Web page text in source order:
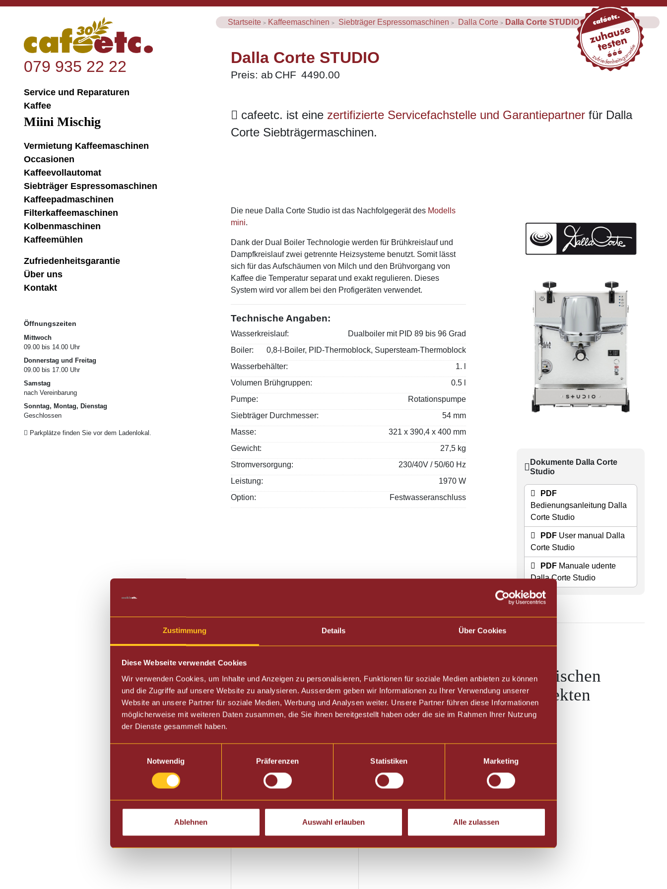
Zustimmung Details Über Cookies
Diese Webseite verwendet Cookies
Wir verwenden Cookies, um Inhalte und Anzeigen zu personalisieren, Funktionen für soziale Medien anbieten zu können
und die Zugriffe auf unsere Website zu analysieren. Ausserdem geben wir Informationen zu Ihrer Verwendung unserer
Website an unsere Partner für soziale Medien, Werbung und Analysen weiter. Unsere Partner führen diese Informationen
möglicherweise mit weiteren Daten zusammen, die Sie ihnen bereitgestellt haben oder die sie im Rahmen Ihrer Nutzung
der Dienste gesammelt haben.
Notwendig
Präferenzen Statistiken Marketing
Ablehnen Auswahl erlauben Alle zulassen
079 935 22 22
Service und Reparaturen
Kaffee
Miini Mischig
Vermietung Kaffeemaschinen
Occasionen
Kaffeevollautomat
Siebträger Espressomaschinen
Kaffeepadmaschinen
Filterkaffeemaschinen
Kolbenmaschinen
Kaffeemühlen
Zufriedenheitsgarantie
Über uns
Kontakt
Öffnungszeiten
Mittwoch
09.00 bis 14.00 Uhr
Donnerstag und Freitag
09.00 bis 17.00 Uhr
Samstag
nach Vereinbarung
Sonntag, Montag, Dienstag
Geschlossen
Parkplätze finden Sie vor dem Ladenlokal.
Startseite Kaffeemaschinen Siebträger Espressomaschinen Dalla Corte Dalla Corte STUDIO
Dalla Corte STUDIO
Preis: ab 4490.00
cafeetc. ist eine zertifizierte Servicefachstelle und Garantiepartner für Dalla
Corte Siebträgermaschinen.
Die neue Dalla Corte Studio ist das Nachfolgegerät des Modells
mini.
Dank der Dual Boiler Technologie werden für Brühkreislauf und
Dampfkreislauf zwei getrennte Heizsysteme benutzt. Somit lässt
sich für das Aufschäumen von Milch und den Brühvorgang von
Kaffee die Temperatur separat und exakt regulieren. Dieses
System wird vor allem bei den Profigeräten verwendet.
Technische Angaben:
​Wasserkreislauf:
Dualboiler mit PID 89 bis 96 Grad
​Boiler:
0,8-l-Boiler, PID-Thermoblock, Supersteam-Thermoblock
​Wasserbehälter:
1. l
​Volumen Brühgruppen:
0.5 l
​Pumpe:
Rotationspumpe
​Siebträger Durchmesser:
54 mm
Masse:
321 x 390,4 x 400 mm
​Gewicht:
27,5 kg
Stromversorgung:
230/40V / 50/60 Hz
Leistung:
1970 W
Option:
Festwasseranschluss
Previous
Dokumente Dalla Corte
Studio
PDF
Bedienungsanleitung Dalla
Corte Studio
PDF User manual Dalla
Corte Studio
PDF Manuale udente
Dalla Corte Studio
Praktisches Zubehör rund um die Kaffeemaschine und Kaffeemühle.
Nicht nur für den den Profi-Barista. Die praktischen
Helfer, damit der Espresso Zuhause zum perfekten
Kaffeegenuss wird.